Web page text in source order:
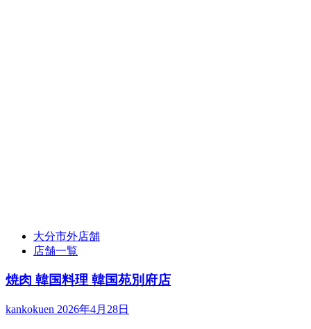
大分市外店舗
店舗一覧
焼肉 韓国料理 韓国苑別府店
kankokuen 2026年4月28日